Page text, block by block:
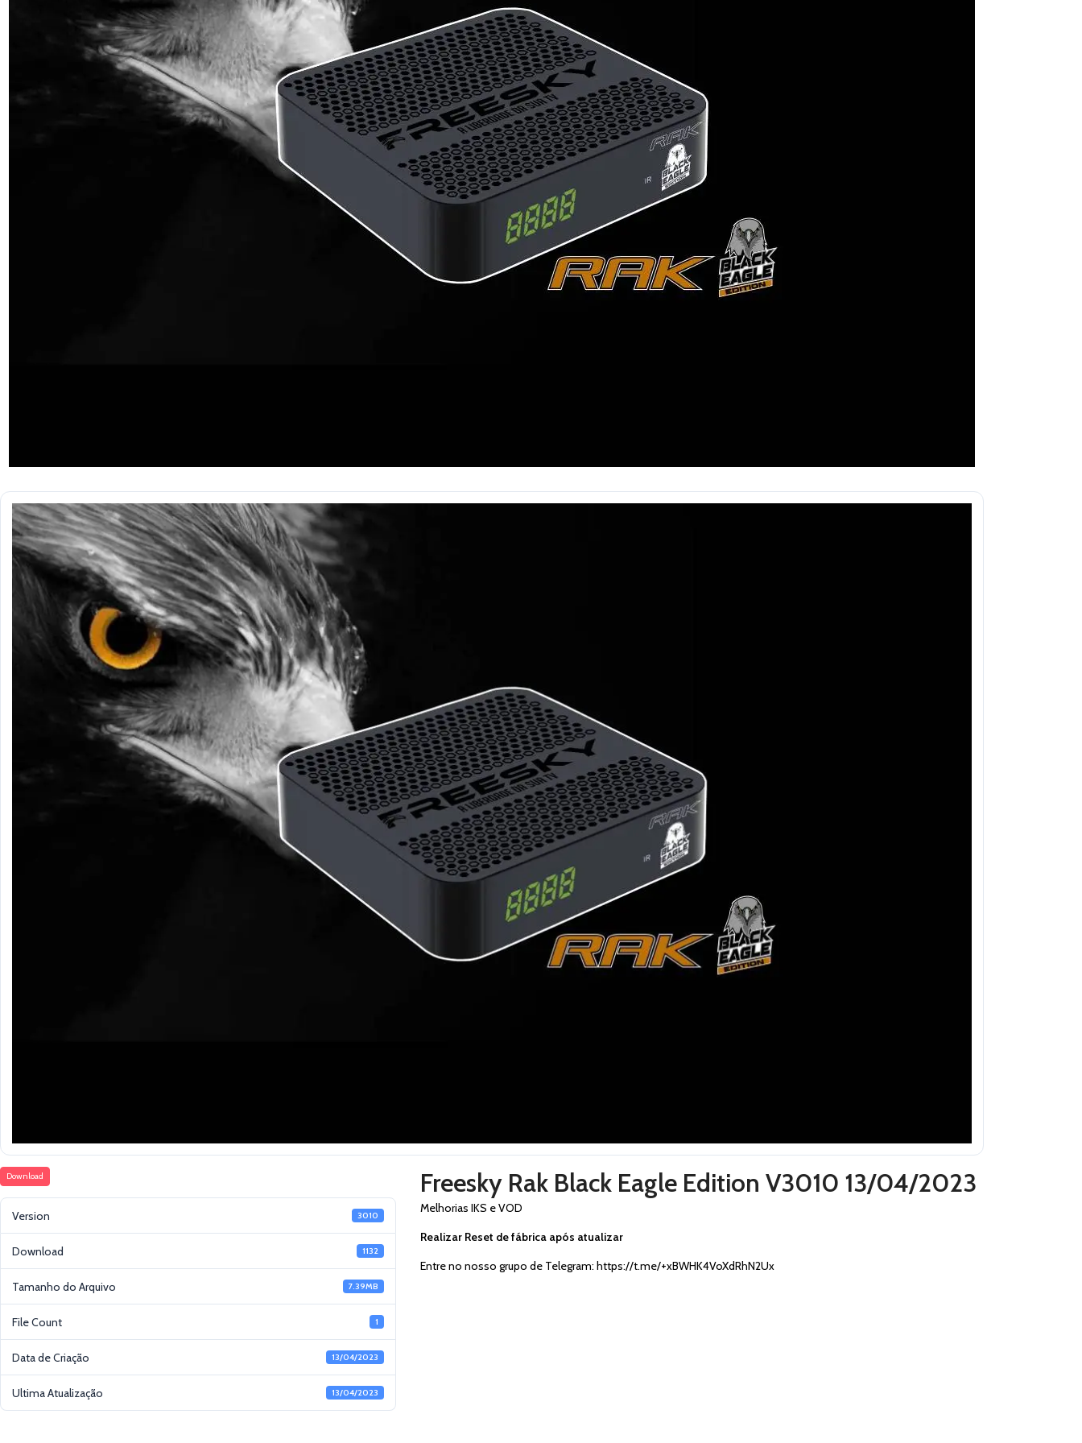
Download
Version 3010
Download 1132
Tamanho do Arquivo 7.39MB
File Count 1
Data de Criação 13/04/2023
Ultima Atualização 13/04/2023
Freesky Rak Black Eagle Edition V3010 13/04/2023
Melhorias IKS e VOD
Realizar Reset de fábrica após atualizar
Entre no nosso grupo de Telegram: https://t.me/+xBWHK4VoXdRhN2Ux